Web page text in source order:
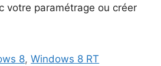
votre paramétrage ou créer
8,Windows 8 RT